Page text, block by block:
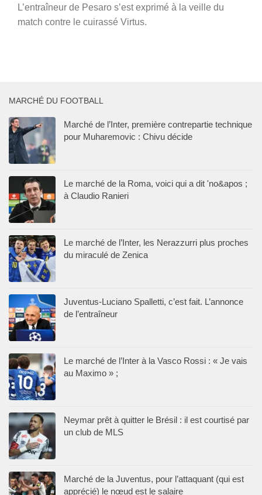
L’entraîneur de Pesaro s’est exprimé à la veille du
match contre le cuirassé Virtus.
MARCHÉ DU FOOTBALL
Marché de l’Inter, première contrepartie technique
pour Muharemovic : Chivu décide
Le marché de la Roma, voici qui a dit 'no&apos ;
à Claudio Ranieri
Le marché de l’Inter, les Nerazzurri plus proches
du miraculé de Zenica
Juventus-Luciano Spalletti, c’est fait. L’annonce
de l’entraîneur
Le marché de l’Inter à la Vasco Rossi : « Je vais
au Maximo » ;
Neymar prêt à quitter le Brésil : il est courtisé par
un club de MLS
Marché de la Juventus, pour l’attaquant (qui est
apprécié) le nœud est le salaire